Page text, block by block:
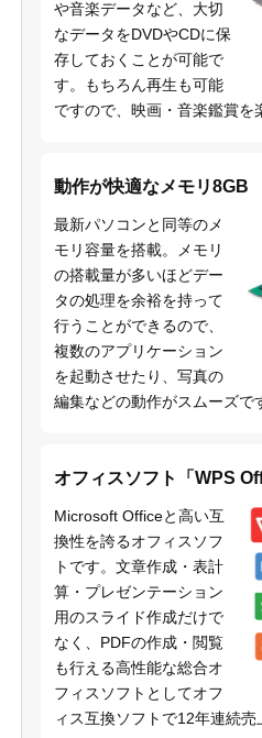
や音楽データなど、大切
なデータをDVDやCDに保
存しておくことが可能で
す。もちろん再生も可能
ですので、映画・音楽鑑賞を
動作が快適なメモリ8GB
最新パソコンと同等のメ
モリ容量を搭載。メモリ
の搭載量が多いほどデー
タの処理を余裕を持って
行うことができるので、
複数のアプリケーション
を起動させたり、写真の
編集などの動作がスムーズで
オフィスソフト「WPS
Microsoft Officeと高い互
換性を誇るオフィスソフ
トです。文章作成・表計
算・プレゼンテーション
用のスライド作成だけで
なく、PDFの作成・閲覧
も行える高性能な総合オ
フィスソフトとしてオフ
ィス互換ソフトで12年連続売